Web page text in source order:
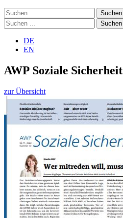
Suchen
Suchen
DE
EN
AWP Soziale Sicherheit
zur Übersicht